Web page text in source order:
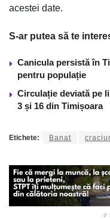
acestei date.
S-ar putea să te
Canicula persistă în
pentru populație
Circulație deviată pe
3 și 16 din Timișoara
Etichete: Banat